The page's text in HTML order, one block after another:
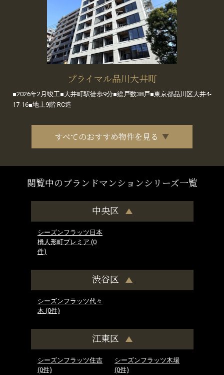
プライマル品川大井町
■2026年2月竣工■大井町駅徒歩9分■総戸数38戸■東京都品川区大井4-
17-16■地上9階 RC造
すべてのおすすめ物件を見る
閲覧中のブランドマンションシリーズ一覧
中央区
シーズンフラッツ日本
橋人形町プレミア (0
件)
渋谷区
シーズンフラッツ代々
木 (0件)
江東区
シーズンフラッツ住吉
(0件)
シーズンフラッツ木場
(0件)